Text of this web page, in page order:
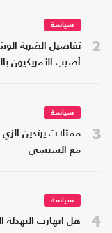
2
سياسة
تفاصيل الضربة
أصيب الأمريكيون
3
سياسة
ممثلات يرتدين
مع السيسي
4
سياسة
هل انهارت التهدئة